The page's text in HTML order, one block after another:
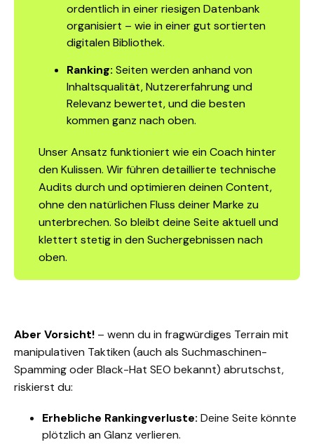
ordentlich in einer riesigen Datenbank
organisiert – wie in einer gut sortierten
digitalen Bibliothek.
Ranking: Seiten werden anhand von
Inhaltsqualität, Nutzererfahrung und
Relevanz bewertet, und die besten
kommen ganz nach oben.
Unser Ansatz funktioniert wie ein Coach hinter
den Kulissen. Wir führen detaillierte technische
Audits durch und optimieren deinen Content,
ohne den natürlichen Fluss deiner Marke zu
unterbrechen. So bleibt deine Seite aktuell und
klettert stetig in den Suchergebnissen nach
oben.
Aber Vorsicht! – wenn du in fragwürdiges Terrain mit
manipulativen Taktiken (auch als Suchmaschinen-
Spamming oderBlack-Hat SEO bekannt) abrutschst,
riskierst du:
Erhebliche Rankingverluste: Deine Seite könnte
plötzlich an Glanz verlieren.